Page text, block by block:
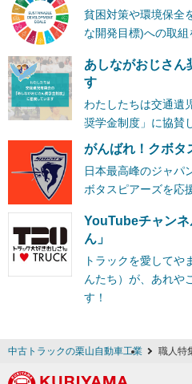
貧困対策や環境保全
な開発目標)への取組
あしながおじさん
す
わたしたちは交通遺
奨学金制度」に協賛
がんばれ！クボタ
日本最高峰のジャパ
ボタスピアーズを応
YouTubeチャンネ
ん」
トラックを愛してや
んたち）が、あれや
す！
中古トラックの栗山自動車工業 職人特